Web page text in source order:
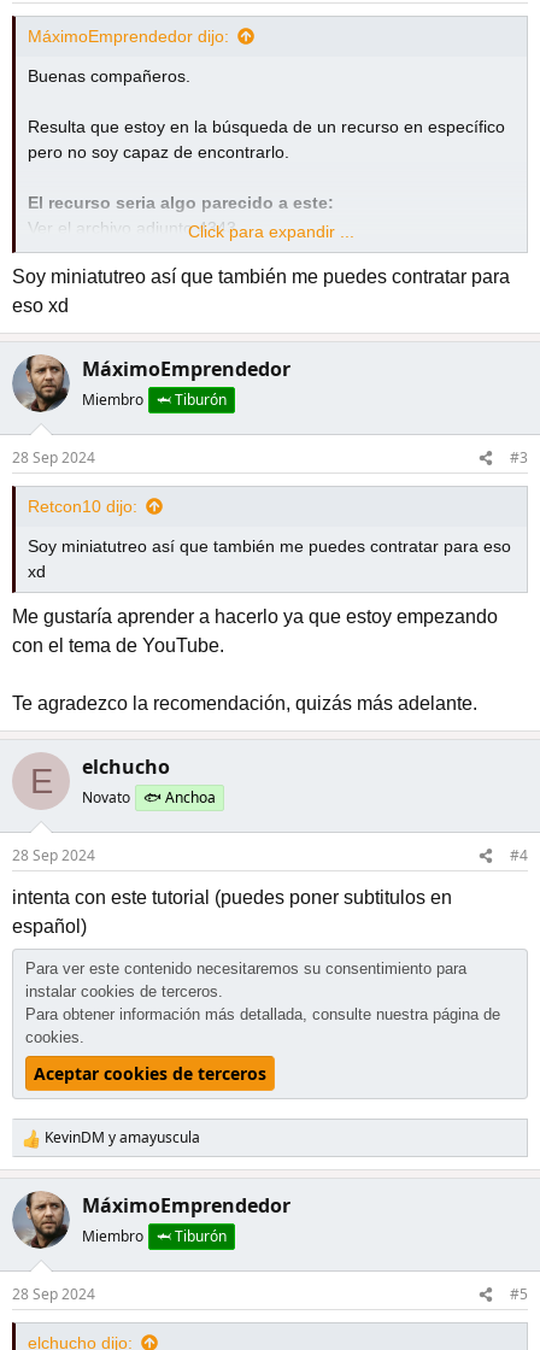
MáximoEmprendedor dijo:
Buenas compañeros.
Resulta que estoy en la búsqueda de un recurso en específico
pero no soy capaz de encontrarlo.
El recurso seria algo parecido a este:
Ver el archivo adjunto 4343
Lo que quiero conseguir sería lacuadrícula con la flecha en
rojo y verde.
¿Sabéis de alguna página de recursos donde pueda
conseguirla?
Muchas gracias a todos.
Un saludo.
Click para expandir ...
Soy miniatutreo así que también me puedes contratar para
eso xd
MáximoEmprendedor
Miembro 🦈 Tiburón
28 Sep 2024 #3
Retcon10 dijo:
Soy miniatutreo así que también me puedes contratar para eso
xd
Me gustaría aprender a hacerlo ya que estoy empezando
con el tema de YouTube.
Te agradezco la recomendación, quizás más adelante.
E elchucho
Novato 🐟 Anchoa
28 Sep 2024 #4
intenta con este tutorial (puedes poner subtitulos en
español)
Para ver este contenido necesitaremos su consentimiento para
instalar cookies de terceros.
Para obtener información más detallada, consulte nuestra página de
cookies.
Aceptar cookies de terceros
R
e
a
c
c
o
n
e
KevinDM yamayuscula
MáximoEmprendedor
Miembro 🦈 Tiburón
28 Sep 2024 #5
elchucho dijo: